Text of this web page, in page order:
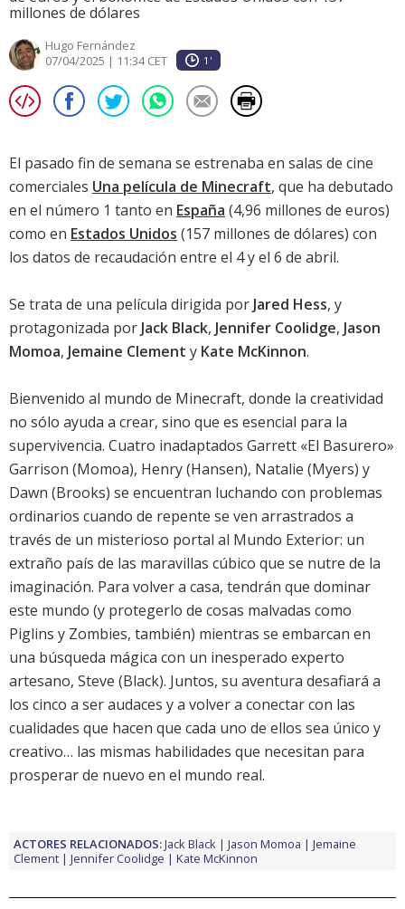
millones de dólares
Hugo Fernández
07/04/2025 | 11:34 CET
1'
El pasado fin de semana se estrenaba en salas de cine
comerciales Una película de Minecraft, que ha debutado
en el número 1 tanto en España (4,96 millones de euros)
como en Estados Unidos (157 millones de dólares) con
los datos de recaudación entre el 4 y el 6 de abril.
Se trata de una película dirigida por Jared Hess, y
protagonizada por Jack Black, Jennifer Coolidge, Jason
Momoa, Jemaine Clement y Kate McKinnon.
Bienvenido al mundo de Minecraft, donde la creatividad
no sólo ayuda a crear, sino que es esencial para la
supervivencia. Cuatro inadaptados Garrett «El Basurero»
Garrison (Momoa), Henry (Hansen), Natalie (Myers) y
Dawn (Brooks) se encuentran luchando con problemas
ordinarios cuando de repente se ven arrastrados a
través de un misterioso portal al Mundo Exterior: un
extraño país de las maravillas cúbico que se nutre de la
imaginación. Para volver a casa, tendrán que dominar
este mundo (y protegerlo de cosas malvadas como
Piglins y Zombies, también) mientras se embarcan en
una búsqueda mágica con un inesperado experto
artesano, Steve (Black). Juntos, su aventura desafiará a
los cinco a ser audaces y a volver a conectar con las
cualidades que hacen que cada uno de ellos sea único y
creativo… las mismas habilidades que necesitan para
prosperar de nuevo en el mundo real.
ACTORES RELACIONADOS:Jack Black Jason Momoa
Jemaine
Clement
Jennifer Coolidge Kate McKinnon